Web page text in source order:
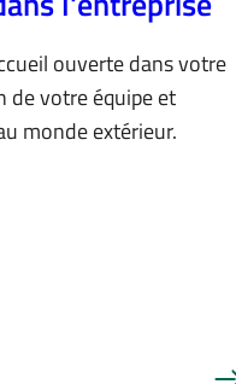
ouverte dans votre
de votre équipe et
monde extérieur.